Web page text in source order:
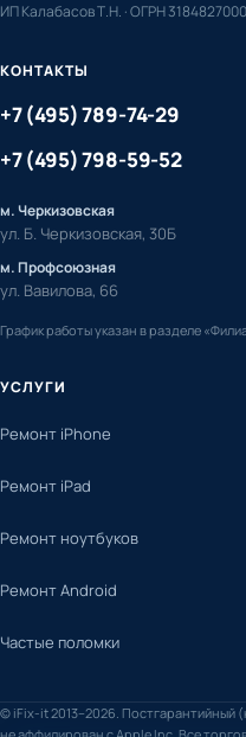
ИП Калабасов Т.Н. · ОГРН
УСЛУГИ
Ремонт iPhone
Ремонт iPad
Ремонт ноутбуков
Ремонт Android
Частые поломки
КОНТАКТЫ
+7 (495) 789-74-29
+7 (495) 798-59-52
м. Черкизовская
ул. Б. Черкизовская, 30Б
м. Профсоюзная
ул. Вавилова, 66
График работы указан в разделе
© iFix-it 2013–2026. Постгарантийный